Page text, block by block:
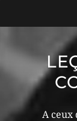
A ceux